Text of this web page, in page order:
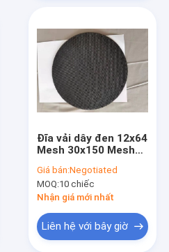
Đĩa vải dây đen 12x64
Mesh 30x150 Mesh
Giá bán:Negotiated
MOQ:10 chiếc
Nhận giá mới nhất
Liên hệ với bây giờ